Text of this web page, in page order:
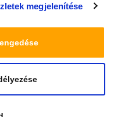
megosztjuk az
vagy az Ön által
megjelenítése